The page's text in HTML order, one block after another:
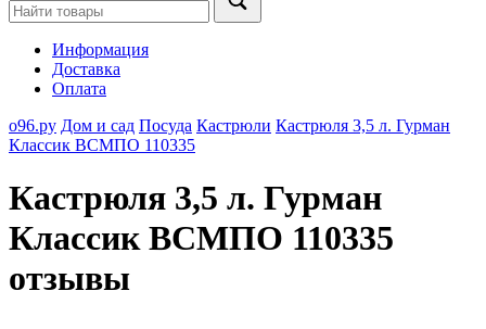
Информация
Доставка
Оплата
о96.ру Дом и сад Посуда Кастрюли Кастрюля 3,5 л. Гурман
Классик ВСМПО 110335
Кастрюля 3,5 л. Гурман
Классик ВСМПО 110335
отзывы